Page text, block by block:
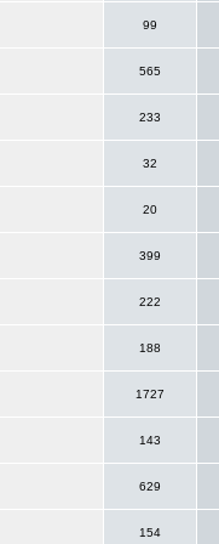
99
565
233
32
20
399
222
188
1727
143
629
154